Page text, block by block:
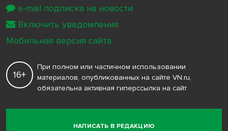
НАПИСАТЬ В РЕДАКЦИЮ
16+
При полном или частичном использовании
материалов, опубликованных на сайте VN.ru,
обязательна активная гиперссылка на сайт
e-mail подписка на новости
Включить уведомления
Мобильная версия сайта